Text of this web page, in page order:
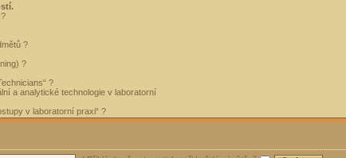
?
?
?
a analytické technologie v laboratorní
v laboratorní praxi“ ?